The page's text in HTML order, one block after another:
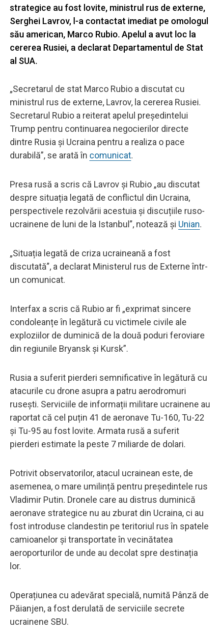
strategice au fost lovite, ministrul rus de externe,
Serghei Lavrov, l-a contactat imediat pe omologul
său american, Marco Rubio. Apelul a avut loc la
cererea Rusiei, a declarat Departamentul de Stat
al SUA.
„Secretarul de stat Marco Rubio a discutat cu
ministrul rus de externe, Lavrov, la cererea Rusiei.
Secretarul Rubio a reiterat apelul președintelui
Trump pentru continuarea negocierilor directe
dintre Rusia și Ucraina pentru a realiza o pace
durabilă”, se arată în comunicat.
Presa rusă a scris că Lavrov și Rubio „au discutat
despre situația legată de conflictul din Ucraina,
perspectivele rezolvării acestuia și discuțiile ruso-
ucrainene de luni de la Istanbul”, notează și Unian.
„Situația legată de criza ucraineană a fost
discutată”, a declarat Ministerul rus de Externe într-
un comunicat.
Interfax a scris că Rubio ar fi „exprimat sincere
condoleanțe în legătură cu victimele civile ale
exploziilor de duminică de la două poduri feroviare
din regiunile Bryansk și Kursk”.
Rusia a suferit pierderi semnificative în legătură cu
atacurile cu drone asupra a patru aerodromuri
rusești. Serviciile de informații militare ucrainene au
raportat că cel puțin 41 de aeronave Tu-160, Tu-22
și Tu-95 au fost lovite. Armata rusă a suferit
pierderi estimate la peste 7 miliarde de dolari.
Potrivit observatorilor, atacul ucrainean este, de
asemenea, o mare umilință pentru președintele rus
Vladimir Putin. Dronele care au distrus duminică
aeronave strategice nu au zburat din Ucraina, ci au
fost introduse clandestin pe teritoriul rus în spatele
camioanelor și transportate în vecinătatea
aeroporturilor de unde au decolat spre destinația
lor.
Operațiunea cu adevărat specială, numită Pânză de
Păianjen, a fost derulată de serviciile secrete
ucrainene SBU.